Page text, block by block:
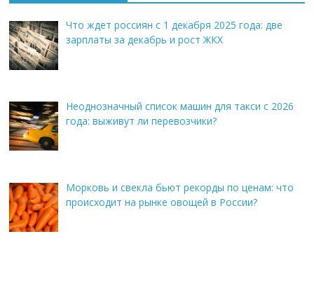
Что ждет россиян с 1 декабря 2025 года: две
зарплаты за декабрь и рост ЖКХ
Неоднозначный список машин для такси с 2026
года: выживут ли перевозчики?
Морковь и свекла бьют рекорды по ценам: что
происходит на рынке овощей в России?